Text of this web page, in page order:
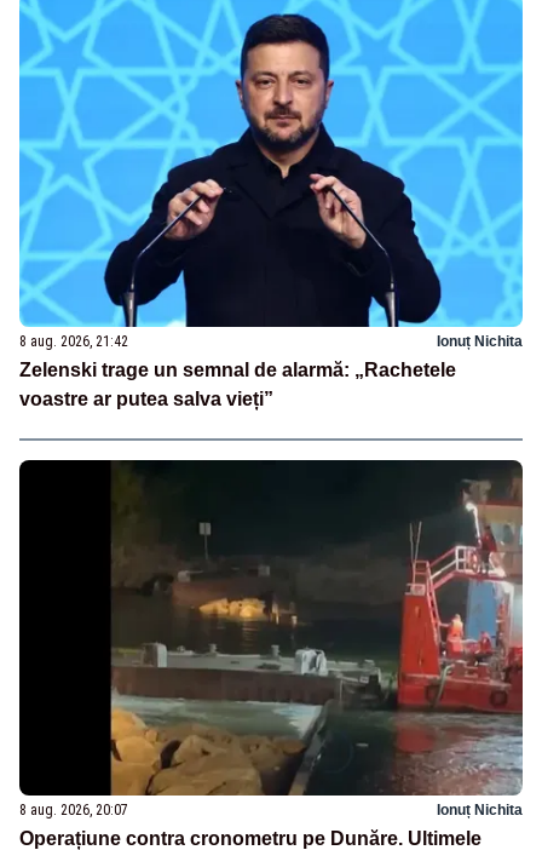
8 aug. 2026, 21:42 Ionuț Nichita
Zelenski trage un semnal de alarmă: „Rachetele
voastre ar putea salva vieți”
8 aug. 2026, 20:07 Ionuț Nichita
Operațiune contra cronometru pe Dunăre. Ultimele